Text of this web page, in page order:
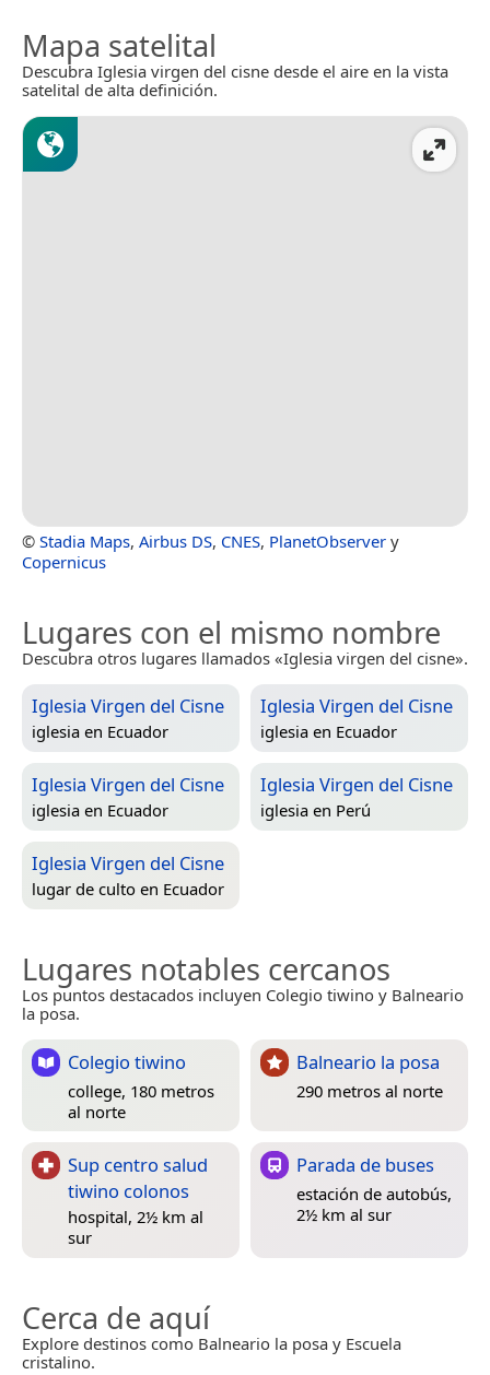
Mapa satelital
Descubra Iglesia virgen del cisne desde el aire en la vista
satelital de alta definición.
© Stadia Maps, Airbus DS, CNES, PlanetObserver y
Copernicus
Lugares con el mismo nombre
Descubra otros lugares llamados «Iglesia virgen del cisne».
Iglesia Virgen del Cisne
iglesia en Ecuador
Iglesia Virgen del Cisne
iglesia en Ecuador
Iglesia Virgen del Cisne
iglesia en Ecuador
Iglesia Virgen del Cisne
iglesia en Perú
Iglesia Virgen del Cisne
lugar de culto en Ecuador
Lugares notables cercanos
Los puntos destacados incluyen Colegio tiwino y Balneario
la posa.
Colegio tiwino
college, 180 metros
al norte
Balneario la posa
290 metros al norte
Sup centro salud
tiwino colonos
hospital, 2½ km al
sur
Parada de buses
estación de autobús,
2½ km al sur
Cerca de aquí
Explore destinos como Balneario la posa y Escuela
cristalino.